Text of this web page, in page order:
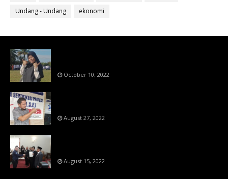
Undang - Undang
ekonomi
October 10, 2022
August 27, 2022
August 15, 2022